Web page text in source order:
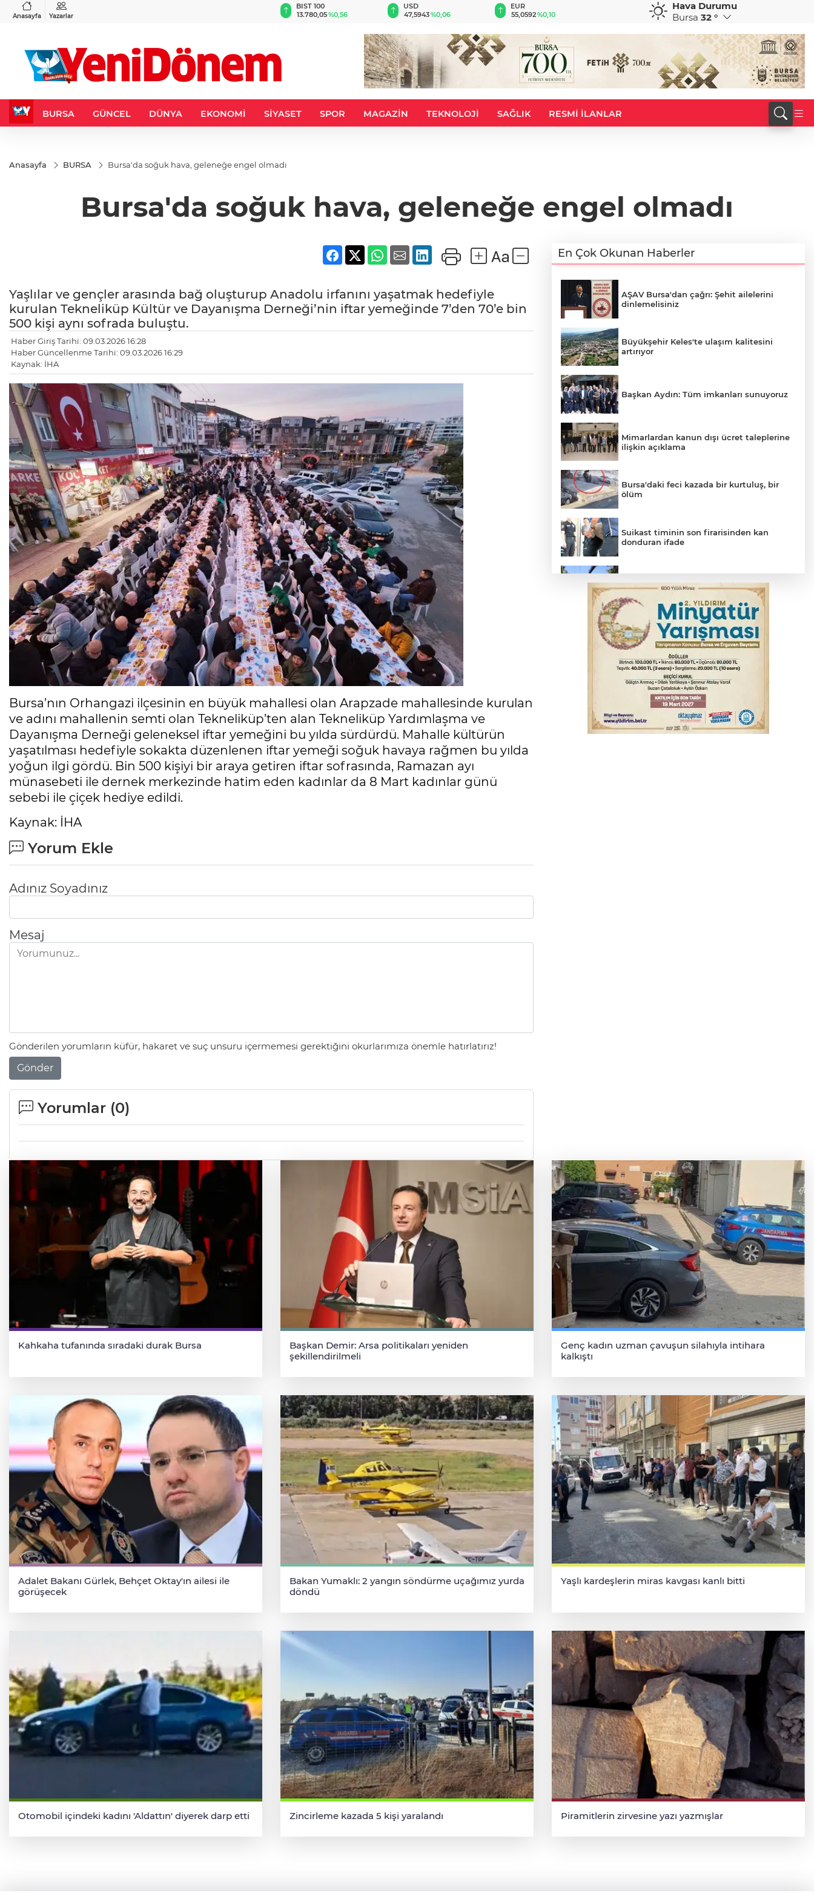
Anasayfa Yazarlar
%0,37
BIST 100
13.780,05%0,56
USD
47,5943%0,06
EUR
55,0592%0,10 %0,21
CHF
58,8381
Hava Durumu
Bursa 32 °
BURSA GÜNCEL DÜNYA EKONOMİ SİYASET SPOR MAGAZİN TEKNOLOJİ SAĞLIK RESMİ İLANLAR
Anasayfa BURSA Bursa'da soğuk hava, geleneğe engel olmadı
Bursa'da soğuk hava, geleneğe engel olmadı
Yaşlılar ve gençler arasında bağ oluşturup Anadolu irfanını yaşatmak hedefiyle
kurulan Tekneliküp Kültür ve Dayanışma Derneği’nin iftar yemeğinde 7’den 70’e bin
500 kişi aynı sofrada buluştu.
Haber Giriş Tarihi: 09.03.2026 16:28
Haber Güncellenme Tarihi: 09.03.2026 16:29
Kaynak: İHA
Bursa’nın Orhangazi ilçesinin en büyük mahallesi olan Arapzade mahallesinde kurulan
ve adını mahallenin semti olan Tekneliküp’ten alan Tekneliküp Yardımlaşma ve
Dayanışma Derneği geleneksel iftar yemeğini bu yılda sürdürdü. Mahalle kültürün
yaşatılması hedefiyle sokakta düzenlenen iftar yemeği soğuk havaya rağmen bu yılda
yoğun ilgi gördü. Bin 500 kişiyi bir araya getiren iftar sofrasında, Ramazan ayı
münasebeti ile dernek merkezinde hatim eden kadınlar da 8 Mart kadınlar günü
sebebi ile çiçek hediye edildi.
Kaynak: İHA
Yorum Ekle
Adınız Soyadınız
Mesaj
Gönderilen yorumların küfür, hakaret ve suç unsuru içermemesi gerektiğini okurlarımıza önemle hatırlatırız!
Gönder
Yorumlar (0)
En Çok Okunan Haberler
AŞAV Bursa'dan çağrı: Şehit ailelerini
dinlemelisiniz
Büyükşehir Keles'te ulaşım kalitesini
artırıyor
Başkan Aydın: Tüm imkanları sunuyoruz
Mimarlardan kanun dışı ücret taleplerine
ilişkin açıklama
Bursa'daki feci kazada bir kurtuluş, bir
ölüm
Suikast timinin son firarisinden kan
donduran ifade
korunuyor
Başkan Dalgıç: Denizler halkındır
Bursa'da kontrolden çıkan araç orta
refüje çıktı
Bursa'da otomobil motosikletle çarpıştı:
2'si çocuk 3 yaralı
Kahkaha tufanında sıradaki durak Bursa
Başkan Demir: Arsa politikaları yeniden
şekillendirilmeli
Genç kadın uzman çavuşun silahıyla intihara
kalkıştı
Adalet Bakanı Gürlek, Behçet Oktay'ın ailesi ile
görüşecek
Bakan Yumaklı: 2 yangın söndürme uçağımız yurda
döndü
Yaşlı kardeşlerin miras kavgası kanlı bitti
Otomobil içindeki kadını 'Aldattın' diyerek darp etti Zincirleme kazada 5 kişi yaralandı Piramitlerin zirvesine yazı yazmışlar